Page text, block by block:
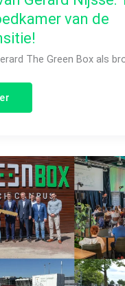
van de
The Green Box als